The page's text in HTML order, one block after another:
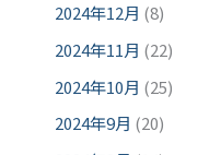
2024年12月 (8)
2024年11月 (22)
2024年10月 (25)
2024年9月 (20)